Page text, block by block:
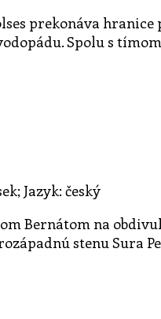
prekonáva
Spolu s
Jazyk: český
Bernátom na
stenu Sura